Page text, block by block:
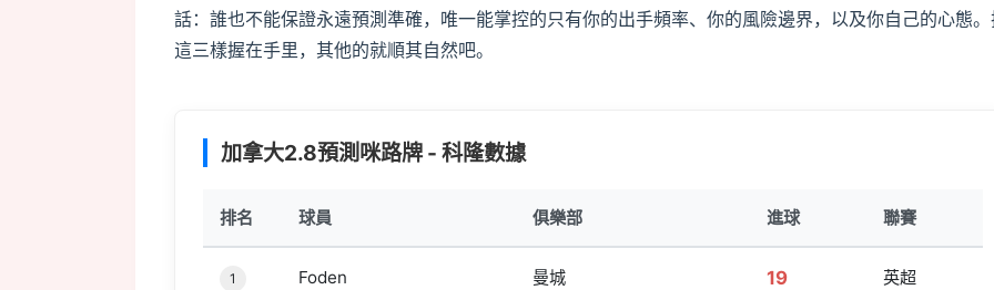
話：誰也不能保證永遠預測準確，唯一能掌控的只有你的出手頻率、你的風險邊界，以及你自己的心態
這三樣握在手里，其他的就順其自然吧。
加拿大2.8預測咪路牌 - 科隆數據
排名 球員 俱樂部 進球 聯賽
1 Foden 曼城 19 英超